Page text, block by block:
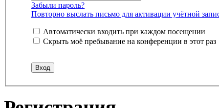
Забыли пароль?
Повторно выслать письмо для активации учётной
Автоматически входить при каждом посещении
Скрыть моё пребывание на конференции в этот раз